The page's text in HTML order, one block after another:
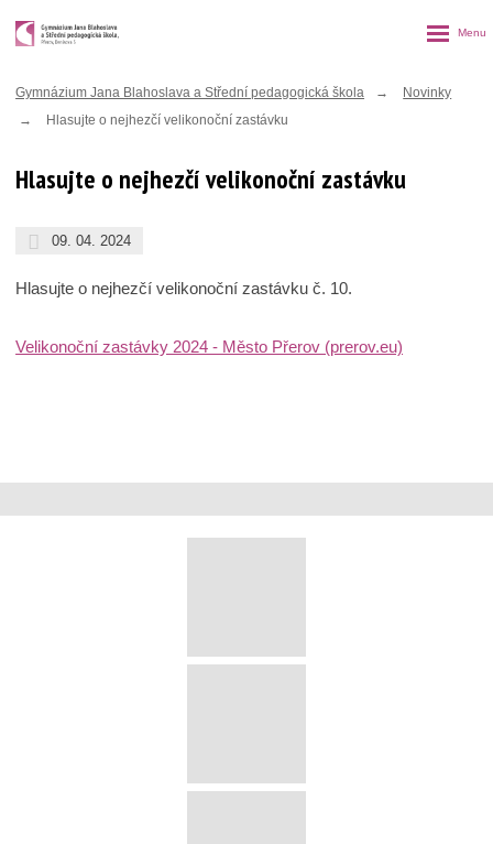
Gymnázium Jana Blahoslava a Střední pedagogická škola
Novinky
Hlasujte o nejhezčí velikonoční zastávku
Hlasujte o nejhezčí velikonoční zastávku
09. 04. 2024
Hlasujte o nejhezčí velikonoční zastávku č. 10.
Velikonoční zastávky 2024 - Město Přerov (prerov.eu)